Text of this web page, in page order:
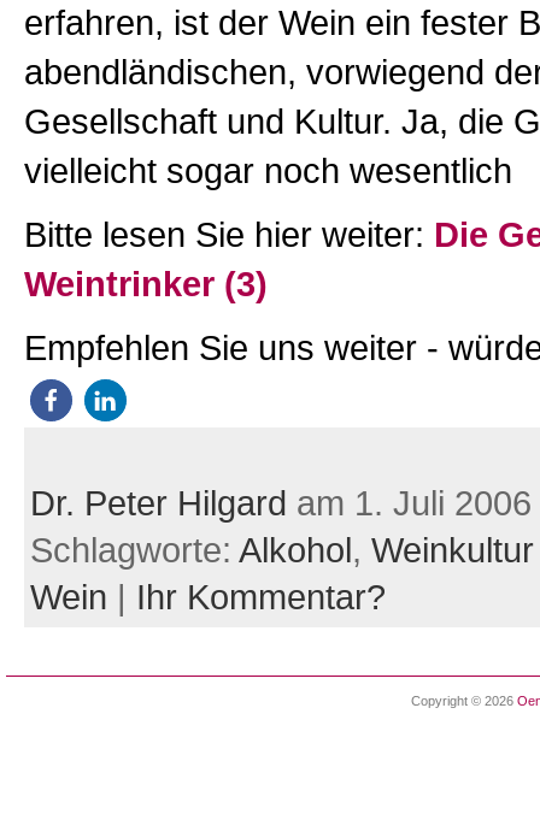
erfahren, ist der Wein ein fester
abendländischen, vorwiegend
Gesellschaft und Kultur. Ja, die
vielleicht sogar noch wesentlich
Bitte lesen Sie hier weiter: Die
Weintrinker (3)
Empfehlen Sie uns weiter -
Dr. Peter Hilgard am 1. Juli 2006
Schlagworte: Alkohol, Weinkultur
Wein | Ihr Kommentar?
Copyright © 2026